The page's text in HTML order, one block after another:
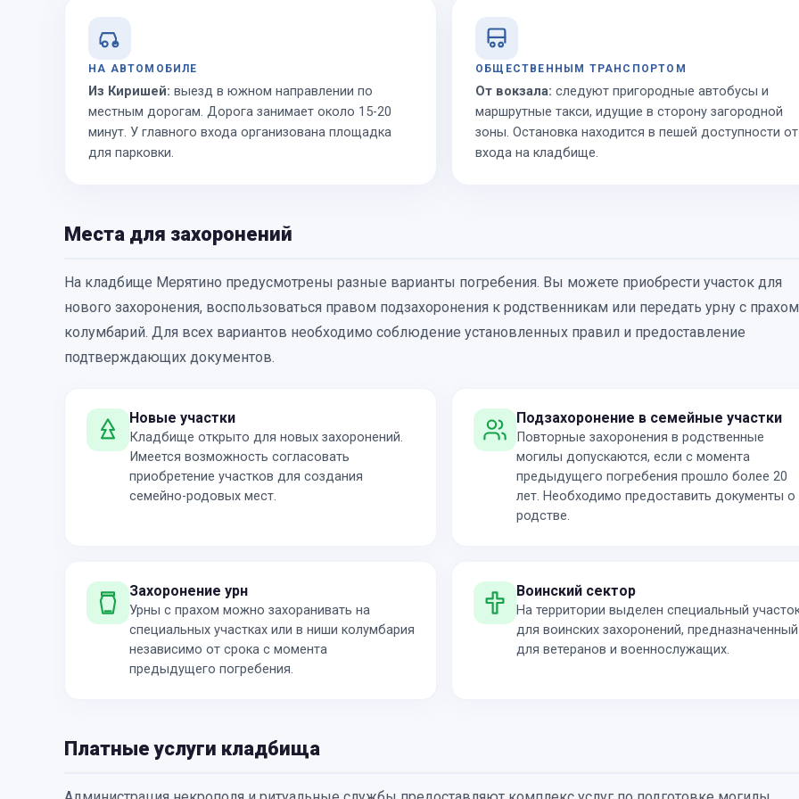
НА АВТОМОБИЛЕ
Из Киришей: выезд в южном направлении по
местным дорогам. Дорога занимает около 15-20
минут. У главного входа организована площадка
для парковки.
ОБЩЕСТВЕННЫМ ТРАНСПОРТОМ
От вокзала: следуют пригородные автобусы и
маршрутные такси, идущие в сторону загородной
зоны. Остановка находится в пешей доступности от
входа на кладбище.
Места для захоронений
На кладбище Мерятино предусмотрены разные варианты погребения. Вы можете приобрести участок для
нового захоронения, воспользоваться правом подзахоронения к родственникам или передать урну с
колумбарий. Для всех вариантов необходимо соблюдение установленных правил и предоставление
подтверждающих документов.
Новые участки
Кладбище открыто для новых захоронений.
Имеется возможность согласовать
приобретение участков для создания
семейно-родовых мест.
Подзахоронение в семейные участки
Повторные захоронения в родственные
могилы допускаются, если с момента
предыдущего погребения прошло более 20
лет. Необходимо предоставить документы о
родстве.
Захоронение урн
Урны с прахом можно захоранивать на
специальных участках или в ниши колумбария
независимо от срока с момента
предыдущего погребения.
Воинский сектор
На территории выделен специальный
для воинских захоронений, предназначенный
для ветеранов и военнослужащих.
Платные услуги кладбища